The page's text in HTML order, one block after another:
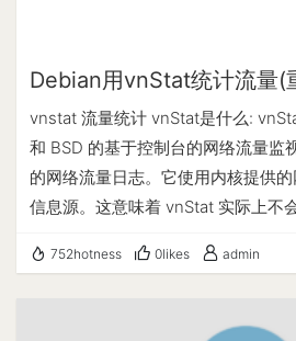
Debian用vnStat统计流量(
据)
vnstat 流量统计 vnStat是什么:
和 BSD 的基于控制台的网络流量监
的网络流量日志。它使用内核提供
信息源。这意味着 vnStat 实际上不
vnStat is a console-based
selected interface(s). It uses the
752hotness 0likes admin